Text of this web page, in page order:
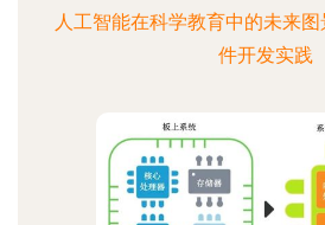
人工智能在科学教育中的未来
件开发实践